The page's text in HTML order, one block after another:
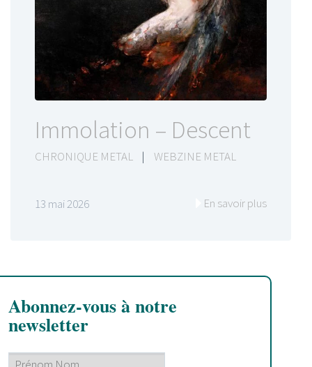
Immolation – Descent
CHRONIQUE METAL | WEBZINE METAL
13 mai 2026 En savoir plus
Abonnez-vous à notre
newsletter